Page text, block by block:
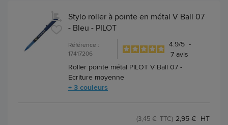
Stylo roller à pointe en métal V Ball 07
- Bleu - PILOT
Référence :
17417206
4.9/5 -
7 avis
Roller pointe métal PILOT V Ball 07 -
Ecriture moyenne
+ 3 couleurs
2,95 € HT
(3,45 € TTC)